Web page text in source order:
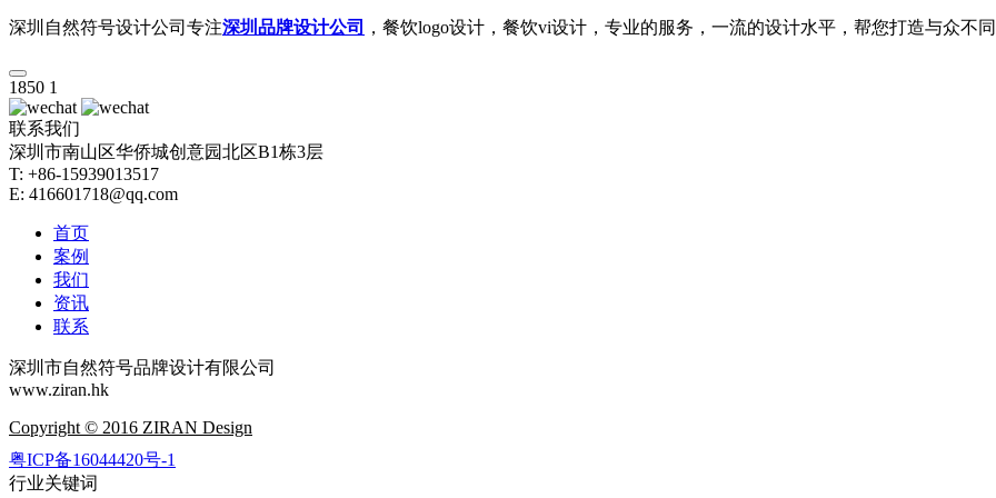
深圳自然符号设计公司专注深圳品牌设计公司 ，餐饮logo设计，餐饮vi设计，专业的服务，一流的设计水平，帮您打造与众不
1850 1
联系我们
深圳市南山区华侨城创意园北区B1栋3层
T: +86-15939013517
E: 416601718@qq.com
首页
案例
我们
资讯
联系
深圳市自然符号品牌设计有限公司
www.ziran.hk
Copyright © 2016 ZIRAN Design
粤ICP备16044420号-1
行业关键词